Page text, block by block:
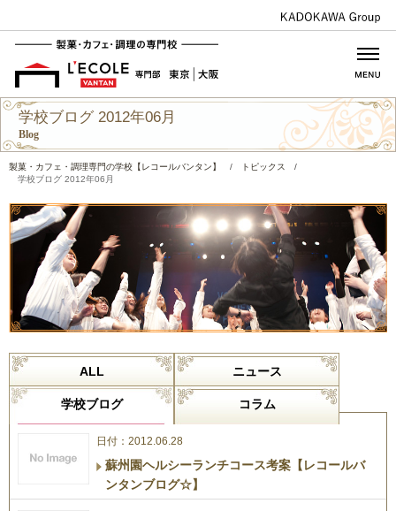
学校ブログ 2012年06月
Blog
製菓・カフェ・調理専門の学校【レコールバンタン】 / トピックス
/
学校ブログ 2012年06月
ALL ニュース
学校ブログ コラム
日付：2012.06.28
蘇州園ヘルシーランチコース考案【レコールバ
ンタンブログ☆】